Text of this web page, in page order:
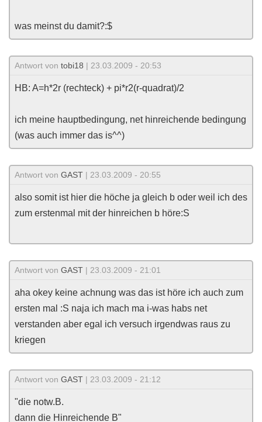
was meinst du damit?:$
Antwort von tobi18 | 23.03.2009 - 20:53
HB: A=h*2r (rechteck) + pi*r2(r-quadrat)/2
ich meine hauptbedingung, net hinreichende bedingung
(was auch immer das is^^)
Antwort von GAST | 23.03.2009 - 20:55
also somit ist hier die höche ja gleich b oder weil ich des
zum erstenmal mit der hinreichen b höre:S
Antwort von GAST | 23.03.2009 - 21:01
aha okey keine achnung was das ist höre ich auch zum
ersten mal :S naja ich mach ma i-was habs net
verstanden aber egal ich versuch irgendwas raus zu
kriegen
Antwort von GAST | 23.03.2009 - 21:12
"die notw.B.
dann die Hinreichende B"